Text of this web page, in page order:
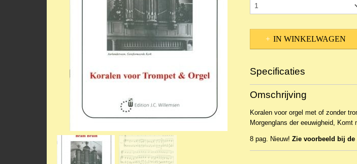
IN WINKELWAGEN
Specificaties
Productcode
EAN code
Omschrijving
Koralen voor orgel met of zonder
Morgenglans der eeuwigheid,
8 pag. Nieuw! Zie voorbeeld bij de